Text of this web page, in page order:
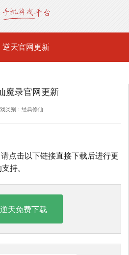
逆天官网更新
魔录官网更新
类别：经典修仙
点击以下链接直接下载后进行更
持。
逆天免费下载